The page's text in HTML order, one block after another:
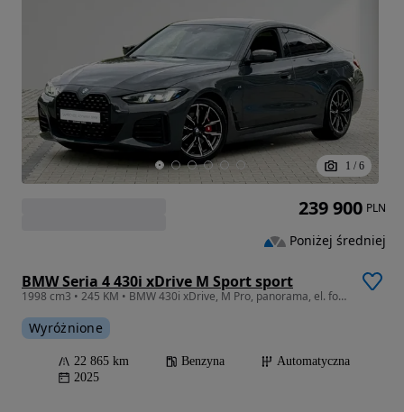
1 / 6
BMW Seria 4 430i xDrive M Sport sport
1998 cm3 • 245 KM • BMW 430i xDrive, M Pro, panorama, el. fotel, FV 23%
Wyróżnione
22 865 km Benzyna
Automatyczna
2025
239 900 PLN
Poniżej średniej